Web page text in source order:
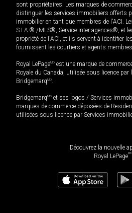
sont propriétaires. Les marques de
distinguer les services immobiliers offerts
immobilier en tant que membres de l'ACI.
S.I.A.® /MLS®, Service inter-agences®, et
propriété de l'ACI, et ils servent à identifier
fournissent les courtiers et agents
Royal LePageMD est une marque de
Royale du Canada, utilisée sous licence
BridgemarqMD.
BridgemarqMD et ses logos / Services
marques de commerce déposées de
utilisées sous licence par Services
Découvrez la nouvelle
Royal LePageMD